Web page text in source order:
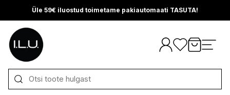
Üle 59€ iluostud toimetame pakiautomaati TASUTA!